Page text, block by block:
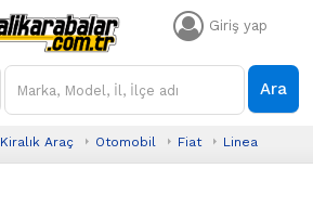
Giriş yap
Ara
Kiralık Araç Otomobil Fiat Linea